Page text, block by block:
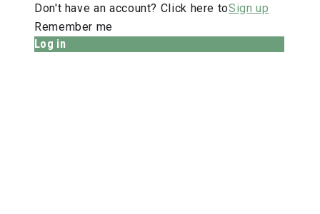
Don't have an account? Click here toSign up
Remember me
Log in